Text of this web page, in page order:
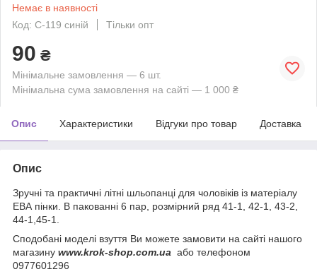
Немає в наявності
Код: С-119 синій
Тільки опт
90 ₴
Мінімальне замовлення — 6 шт.
Мінімальна сума замовлення на сайті — 1 000 ₴
Опис Характеристики Відгуки про товар Доставка
Опис
Зручні та практичні літні шльопанці для чоловіків із матеріалу
ЕВА пінки. В пакованні 6 пар, розмірний ряд 41-1, 42-1, 43-2,
44-1,45-1.
Сподобані моделі взуття Ви можете замовити на сайті нашого
магазину www.krok-shop.com.ua або телефоном
0977601296